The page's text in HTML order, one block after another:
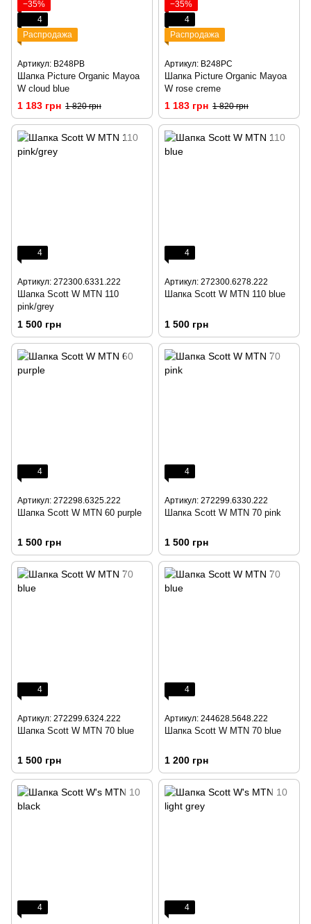
−35%
4
Распродажа
Артикул: B248PB
Шапка Picture Organic Mayoa
W cloud blue
1 183 грн 1 820 грн
−35%
4
Распродажа
Артикул: B248PC
Шапка Picture Organic Mayoa
W rose creme
1 183 грн 1 820 грн
4
Артикул: 272300.6331.222
Шапка Scott W MTN 110
pink/grey
1 500 грн
4
Артикул: 272300.6278.222
Шапка Scott W MTN 110 blue
1 500 грн
4
Артикул: 272298.6325.222
Шапка Scott W MTN 60 purple
1 500 грн
4
Артикул: 272299.6330.222
Шапка Scott W MTN 70 pink
1 500 грн
4
Артикул: 272299.6324.222
Шапка Scott W MTN 70 blue
1 500 грн
4
Артикул: 244628.5648.222
Шапка Scott W MTN 70 blue
1 200 грн
4 4